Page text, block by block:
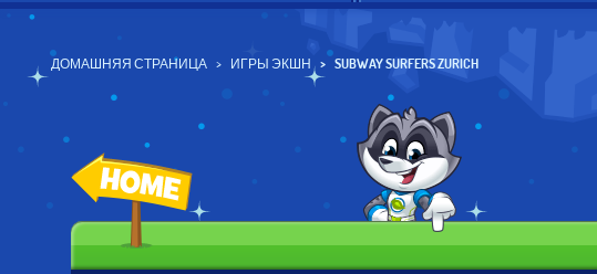
ДОМАШНЯЯ СТРАНИЦА ИГРЫ ЭКШН SUBWAY SURFERS ZURICH